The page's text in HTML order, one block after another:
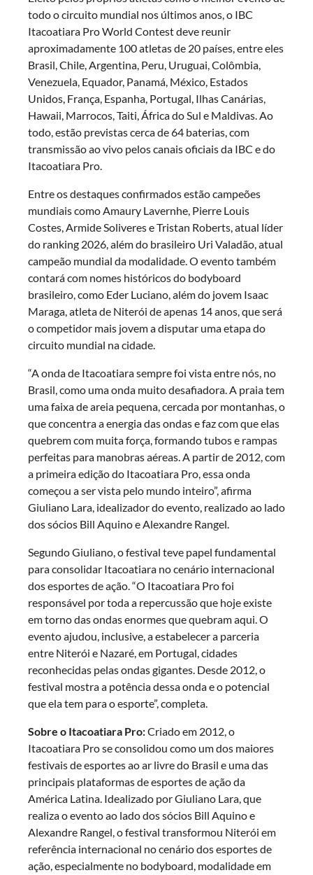
todo o circuito mundial nos últimos anos, o IBC
Itacoatiara Pro World Contest deve reunir
aproximadamente 100 atletas de 20 países, entre eles
Brasil, Chile, Argentina, Peru, Uruguai, Colômbia,
Venezuela, Equador, Panamá, México, Estados
Unidos, França, Espanha, Portugal, Ilhas Canárias,
Hawaii, Marrocos, Taiti, África do Sul e Maldivas. Ao
todo, estão previstas cerca de 64 baterias, com
transmissão ao vivo pelos canais oficiais da IBC e do
Itacoatiara Pro.
Entre os destaques confirmados estão campeões
mundiais como Amaury Lavernhe, Pierre Louis
Costes, Armide Soliveres e Tristan Roberts, atual líder
do ranking 2026, além do brasileiro Uri Valadão, atual
campeão mundial da modalidade. O evento também
contará com nomes históricos do bodyboard
brasileiro, como Eder Luciano, além do jovem Isaac
Maraga, atleta de Niterói de apenas 14 anos, que será
o competidor mais jovem a disputar uma etapa do
circuito mundial na cidade.
“A onda de Itacoatiara sempre foi vista entre nós, no
Brasil, como uma onda muito desafiadora. A praia tem
uma faixa de areia pequena, cercada por montanhas, o
que concentra a energia das ondas e faz com que elas
quebrem com muita força, formando tubos e rampas
perfeitas para manobras aéreas. A partir de 2012, com
a primeira edição do Itacoatiara Pro, essa onda
começou a ser vista pelo mundo inteiro”, afirma
Giuliano Lara, idealizador do evento, realizado ao lado
dos sócios Bill Aquino e Alexandre Rangel.
Segundo Giuliano, o festival teve papel fundamental
para consolidar Itacoatiara no cenário internacional
dos esportes de ação. “O Itacoatiara Pro foi
responsável por toda a repercussão que hoje existe
em torno das ondas enormes que quebram aqui. O
evento ajudou, inclusive, a estabelecer a parceria
entre Niterói e Nazaré, em Portugal, cidades
reconhecidas pelas ondas gigantes. Desde 2012, o
festival mostra a potência dessa onda e o potencial
que ela tem para o esporte”, completa.
Sobre o Itacoatiara Pro:Criado em 2012, o
Itacoatiara Pro se consolidou como um dos maiores
festivais de esportes ao ar livre do Brasil e uma das
principais plataformas de esportes de ação da
América Latina. Idealizado por Giuliano Lara, que
realiza o evento ao lado dos sócios Bill Aquino e
Alexandre Rangel, o festival transformou Niterói em
referência internacional no cenário dos esportes de
ação, especialmente no bodyboard, modalidade em